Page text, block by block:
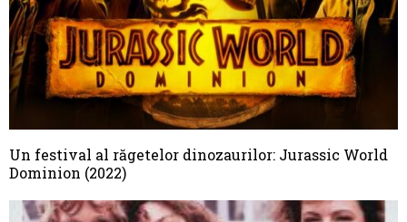
Un festival al răgetelor dinozaurilor: Jurassic World
Dominion (2022)